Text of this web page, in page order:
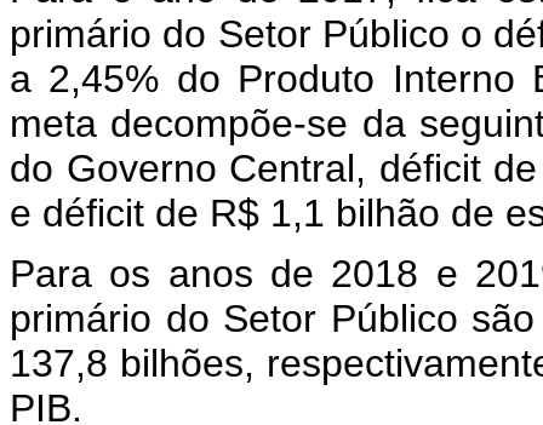
primário do Setor Público o
a 2,45% do Produto Interno
meta decompõe-se da
do Governo Central, déficit
e déficit de R$ 1,1 bilhão de
Para os anos de 2018 e
primário do Setor Público
137,8 bilhões,
PIB.